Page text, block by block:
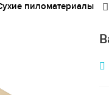
пиломатериалы